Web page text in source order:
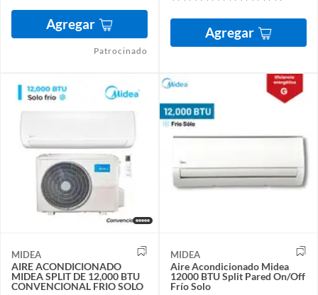
Agregar
Patrocinado
Agregar
MIDEA
AIRE ACONDICIONADO
MIDEA SPLIT DE 12,000 BTU
CONVENCIONAL FRIO SOLO
MIDEA
Aire Acondicionado Midea
12000 BTU Split Pared On/Off
Frío Solo